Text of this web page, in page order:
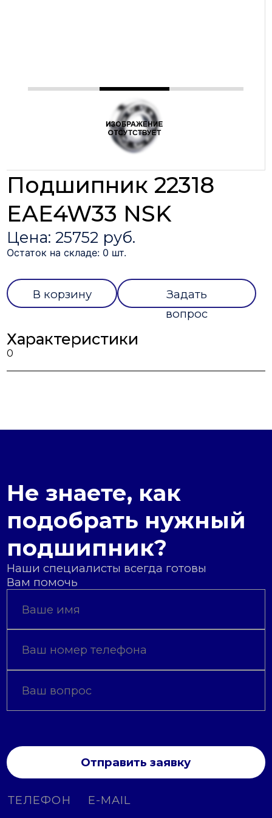
Подшипник 22318
EAE4W33 NSK
Цена: 25752 руб.
Остаток на складе: 0 шт.
В корзину
Задать
вопрос
Характеристики
0
Не знаете, как
подобрать нужный
подшипник?
Наши специалисты всегда готовы
Вам помочь
Отправить заявку
ТЕЛЕФОН E-MAIL